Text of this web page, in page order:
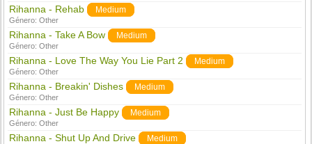
Rihanna - Rehab Medium
Género:Other
Rihanna - Take A Bow Medium
Género:Other
Rihanna - Love The Way You Lie Part 2 Medium
Género:Other
Rihanna - Breakin' Dishes Medium
Género:Other
Rihanna - Just Be Happy Medium
Género:Other
Rihanna - Shut Up And Drive Medium